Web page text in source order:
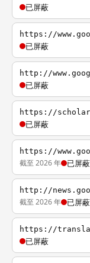
已屏蔽
https://
已屏蔽
http://
已屏蔽
https://
已屏蔽
https://
截至 2026 年 已屏蔽
http://
截至 2026 年 已屏蔽
https://
已屏蔽